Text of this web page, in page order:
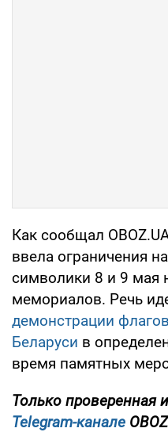
Как сообщал
ввела ограничения
символики 8 и 9 мая
мемориалов. Речь
демонстрации
Беларуси в
время памятных
Только проверенная
Telegram-канале